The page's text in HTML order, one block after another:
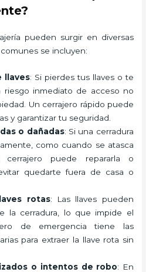
pueden surgir en diversas
se incluyen:
llaves: Si pierdes tus llaves o te
riesgo inmediato de acceso no
Un cerrajero rápido puede
y garantizar tu seguridad.
o dañadas: Si una cerradura
como cuando se atasca
puede repararla o
quedarte fuera de casa o
rotas: Las llaves pueden
la cerradura, lo que impide el
de emergencia tiene las
para extraer la llave rota sin
o intentos de robo: En